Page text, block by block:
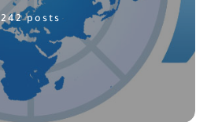
242 posts